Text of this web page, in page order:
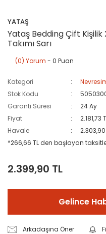
YATAŞ
Yataş Bedding Çift
Takımı Sarı
(0) Yorum - 0 Puan
Kategori
Stok Kodu
Garanti Süresi
24 Ay
Fiyat
2.181,73
Havale
*266,66 TL den başlayan
2.399,90 TL
Gelince
Arkadaşına Öner